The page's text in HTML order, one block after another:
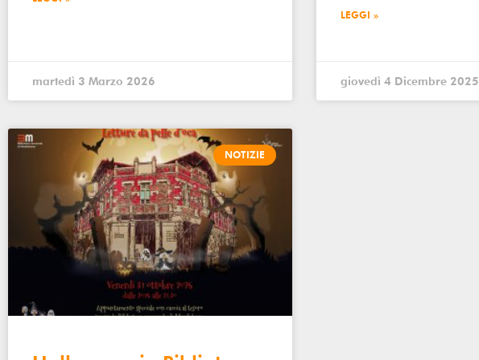
martedì 3 Marzo 2026
LEGGI »
giovedì 4 Dicembre 2025
NOTIZIE